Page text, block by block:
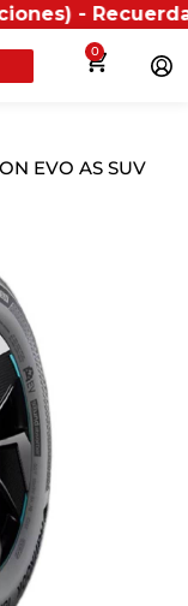
Recuerda que
0
EVO AS SUV